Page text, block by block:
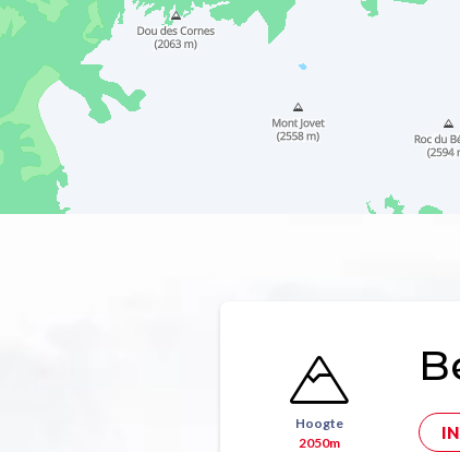
Hoogte
2050m